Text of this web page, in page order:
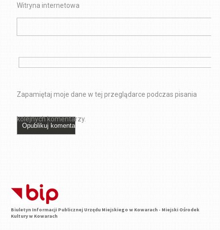
Witryna internetowa
Zapamiętaj moje dane w tej przeglądarce podczas pisania
kolejnych komentarzy.
Biuletyn Informacji Publicznej Urzędu Miejskiego w Kowarach - Miejski Ośrodek
Kultury w Kowarach